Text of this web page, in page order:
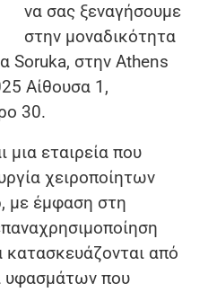
να σας ξεναγήσουμε
στην μοναδικότητα
Soruka, στην Athens
Αίθουσα 1,
30.
μια εταιρεία που
χειροποίητων
με έμφαση στη
από
υφασμάτων που